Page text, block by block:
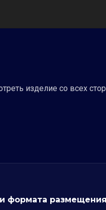
изделие со всех
формата размещения